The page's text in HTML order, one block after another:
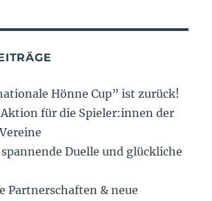
Hönne Cup” ist zurück!
für die Spieler:innen der
Duelle und glückliche
Partnerschaften & neue